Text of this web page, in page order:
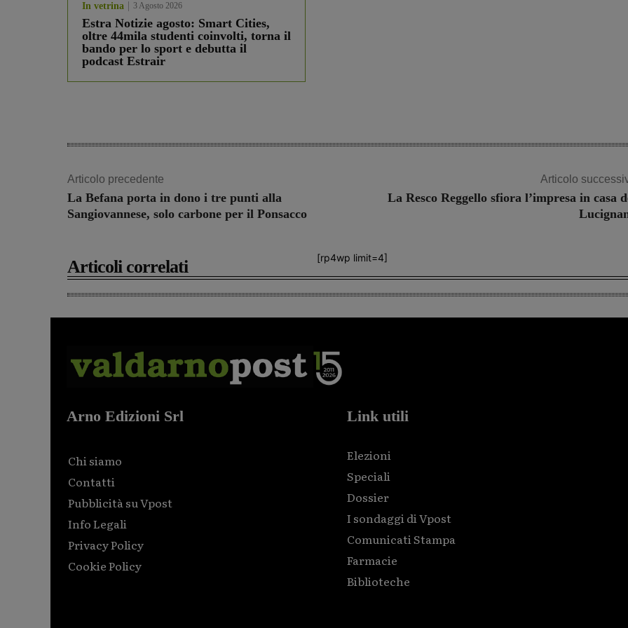
In vetrina 3 Agosto 2026
Estra Notizie agosto: Smart Cities,
oltre 44mila studenti coinvolti, torna il
bando per lo sport e debutta il
podcast Estrair
Articolo precedente
La Befana porta in dono i tre punti alla
Sangiovannese, solo carbone per il Ponsacco
Articolo
La Resco Reggello sfiora l’impresa in casa
[rp4wp limit=4]
Articoli correlati
Arno Edizioni Srl
Chi siamo
Contatti
Pubblicità su Vpost
Info Legali
Privacy Policy
Cookie Policy
Link utili
Elezioni
Speciali
Dossier
I sondaggi di Vpost
Comunicati Stampa
Farmacie
Biblioteche